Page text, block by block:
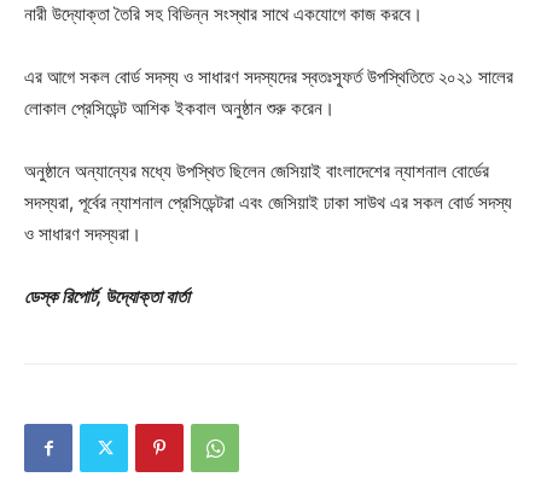
নারী উদ্যোক্তা তৈরি সহ বিভিন্ন সংস্থার সাথে একযোগে কাজ করবে।
এর আগে সকল বোর্ড সদস্য ও সাধারণ সদস্যদের স্বতঃস্ফূর্ত উপস্থিতিতে ২০২১ সালের
লোকাল প্রেসিডেন্ট আশিক ইকবাল অনুষ্ঠান শুরু করেন।
অনুষ্ঠানে অন্যান্যের মধ্যে উপস্থিত ছিলেন জেসিয়াই বাংলাদেশের ন্যাশনাল বোর্ডের
সদস্যরা, পূর্বের ন্যাশনাল প্রেসিডেন্টরা এবং জেসিয়াই ঢাকা সাউথ এর সকল বোর্ড সদস্য
ও সাধারণ সদস্যরা।
ডেস্ক রিপোর্ট, উদ্যোক্তা বার্তা